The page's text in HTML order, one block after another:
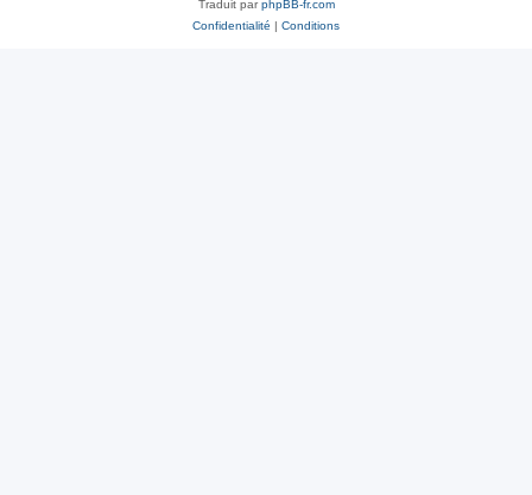
Traduit parphpBB-fr.com
Confidentialité | Conditions